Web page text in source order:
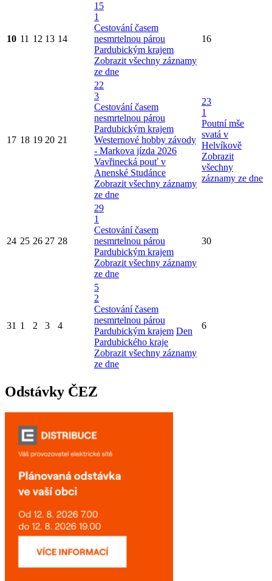
10 11 12 13 14
15
1
Cestování časem
nesmrtelnou párou
Pardubickým krajem
Zobrazit všechny záznamy
ze dne
16
17 18 19 20 21
22
3
Cestování časem
nesmrtelnou párou
Pardubickým krajem
Westernové hobby závody
- Markova jízda 2026
Vavřinecká pouť v
Anenské Studánce
Zobrazit všechny záznamy
ze dne
23
1
Poutní mše
svatá v
Helvíkově
Zobrazit
všechny
záznamy ze dne
24 25 26 27 28
29
1
Cestování časem
nesmrtelnou párou
Pardubickým krajem
Zobrazit všechny záznamy
ze dne
30
31 1 2 3 4
5
2
Cestování časem
nesmrtelnou párou
Pardubickým krajem Den
Pardubického kraje
Zobrazit všechny záznamy
ze dne
6
Odstávky ČEZ